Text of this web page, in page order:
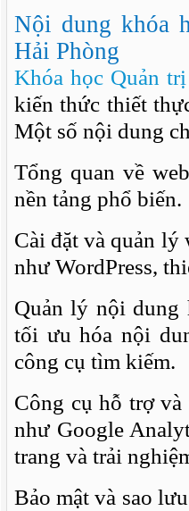
Nội dung khóa
Hải Phòng
Khóa học Quản
kiến thức thiết
Một số nội dung
Tổng quan về
nền tảng phổ biến.
Cài đặt và quản lý
như WordPress,
Quản lý nội dung
tối ưu hóa nội
công cụ tìm kiếm.
Công cụ hỗ trợ
như Google
trang và trải
Bảo mật và sao